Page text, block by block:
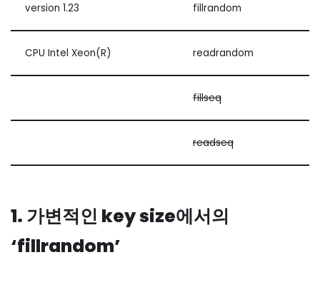
version 1.23 fillrandom
CPU Intel Xeon(R) readrandom
fillseq
readseq
1. 가변적인 key size에서의
‘fillrandom’